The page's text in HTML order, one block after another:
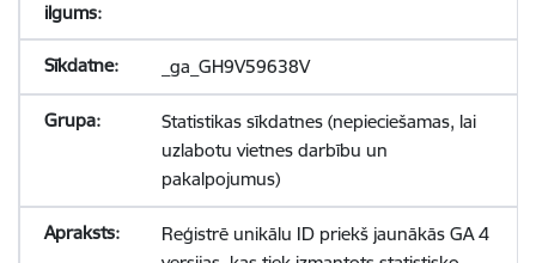
_ga_GH9V59638V
Statistikas sīkdatnes (nepieciešamas, lai
uzlabotu vietnes darbību un
pakalpojumus)
Reģistrē unikālu ID priekš jaunākās GA 4